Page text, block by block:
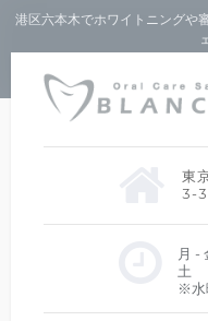
港区六本木でホワイトニングや
東
3-
月 -
土
※水